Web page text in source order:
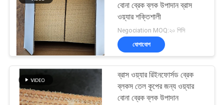
বোনা ব্রেক ব্লক উপাদান ব্রাস
ওয়্যার শক্তিশালী
Negociation MOQ:২০ পিসি
যোগাযোগ
ব্রাস ওয়্যার রিইনফোর্সড ব্রেক
ব্লকস তেল কূপের জন্য ওয়্যার
বোনা ব্রেক ব্লক উপাদান